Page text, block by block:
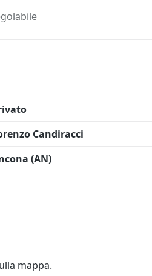
Candiracci
(AN)
mappa.